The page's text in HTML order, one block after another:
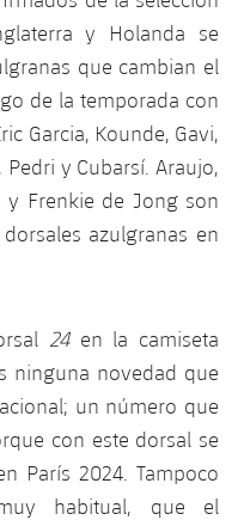
y Holanda se
que cambian el
de la temporada con
Garcia, Kounde, Gavi,
Pedri y Cubarsí. Araujo,
y Frenkie de Jong son
azulgranas en
24 en la camiseta
ninguna novedad que
un número que
con este dorsal se
París 2024. Tampoco
habitual, que el